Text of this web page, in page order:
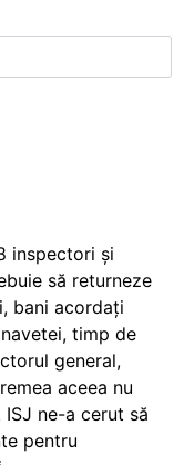
inspectori și
să returneze
bani acordați
timp de
general,
aceea nu
ne-a cerut să
pentru